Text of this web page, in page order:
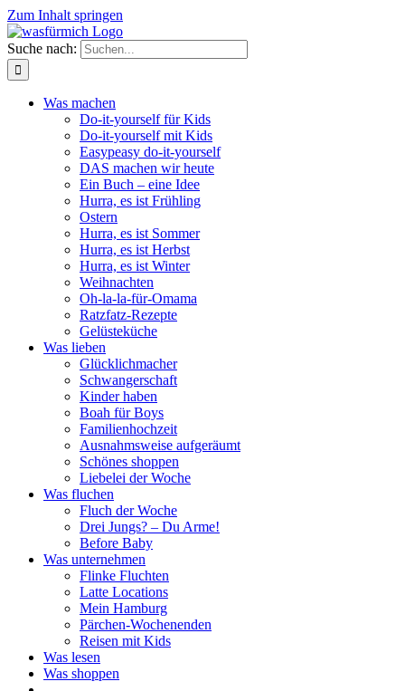
Zum Inhalt springen
Suche nach:
Was machen
Do-it-yourself für Kids
Do-it-yourself mit Kids
Easypeasy do-it-yourself
DAS machen wir heute
Ein Buch – eine Idee
Hurra, es ist Frühling
Ostern
Hurra, es ist Sommer
Hurra, es ist Herbst
Hurra, es ist Winter
Weihnachten
Oh-la-la-für-Omama
Ratzfatz-Rezepte
Gelüsteküche
Was lieben
Glücklichmacher
Schwangerschaft
Kinder haben
Boah für Boys
Familienhochzeit
Ausnahmsweise aufgeräumt
Schönes shoppen
Liebelei der Woche
Was fluchen
Fluch der Woche
Drei Jungs? – Du Arme!
Before Baby
Was unternehmen
Flinke Fluchten
Latte Locations
Mein Hamburg
Pärchen-Wochenenden
Reisen mit Kids
Was lesen
Was shoppen